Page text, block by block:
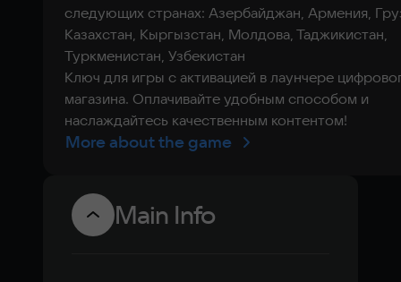
следующих странах: Азербайджан, Армения,
Казахстан, Кыргызстан, Молдова, Таджикистан,
Туркменистан, Узбекистан
Ключ для игры с активацией в лаунчере
магазина. Оплачивайте удобным способом и
наслаждайтесь качественным контентом!
More about the game
Main Info